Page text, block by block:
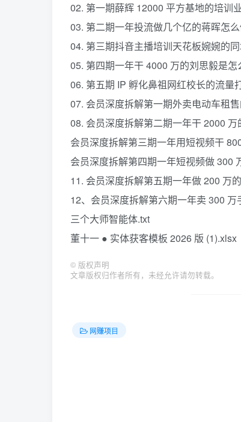
02. 第一期薛辉 12000 平方基地的培训
03. 第二期一年投流做几个亿的蒋晖怎
04. 第三期抖音主播培训天花板婉婉的
05. 第四期一年干 4000 万的刘思毅是
06. 第五期 IP 孵化鼻祖网红校长的流量
07. 会员深度拆解第一期外卖电动车租
08. 会员深度拆解第二期一年干 2000
会员深度拆解第三期一年用短视频干
会员深度拆解第四期一年短视频做 300
11. 会员深度拆解第五期一年做 200 万
12、会员深度拆解第六期一年卖 300
三个大师智能体.txt
董十一 ● 实体获客模板 2026 版 (1).xlsx
© 版权声明
文章版权归作者所有，未经允许请勿转载。
网赚项目